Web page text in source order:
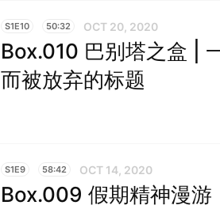
S1E10 50:32 OCT 20, 2020
Box.010 巴别塔之盒 |
而被放弃的标题
S1E9 58:42 OCT 14, 2020
Box.009 假期精神漫游